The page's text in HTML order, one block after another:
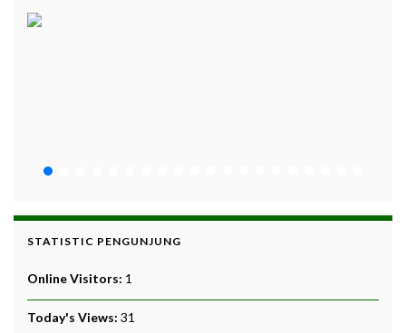
STATISTIC PENGUNJUNG
Online Visitors: 1
Today's Views: 31